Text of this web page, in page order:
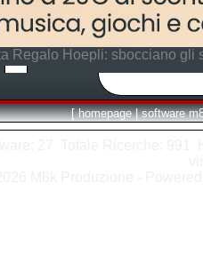
Regalo Hoepli: sbocciano gli
[ homepage | software